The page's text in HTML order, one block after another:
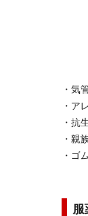
・気
・ア
・抗
・親
・ゴ
服